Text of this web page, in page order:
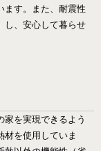
ます。また、耐震性
し、安心して暮らせ
を実現できるよう
材を使用していま